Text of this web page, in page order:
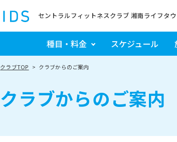
セントラルフィットネスクラブ 湘南ライフタ
種目・料金 スケジュール
クラブTOP クラブからのご案内
クラブからのご案内